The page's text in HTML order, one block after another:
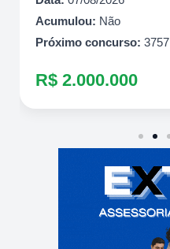
Acumulou: Não
Próximo concurso: 3757
R$ 2.000.000